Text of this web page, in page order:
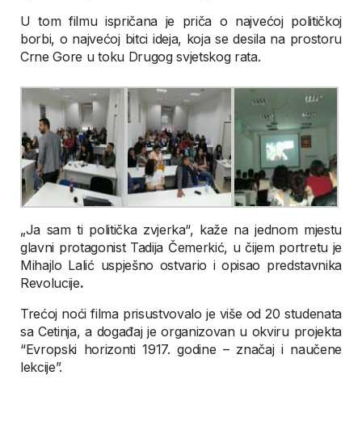
U tom filmu ispričana je priča o najvećoj političkoj
borbi, o najvećoj bitci ideja, koja se desila na prostoru
Crne Gore u toku Drugog svjetskog rata.
„Ja sam ti politička zvjerka“, kaže na jednom mjestu
glavni protagonist Tadija Čemerkić, u čijem portretu je
Mihajlo Lalić uspješno ostvario i opisao predstavnika
Revolucije.
Trećoj noći filma prisustvovalo je više od 20 studenata
sa Cetinja, a događaj je organizovan u okviru projekta
“Evropski horizonti 1917. godine – značaj i naučene
lekcije”.